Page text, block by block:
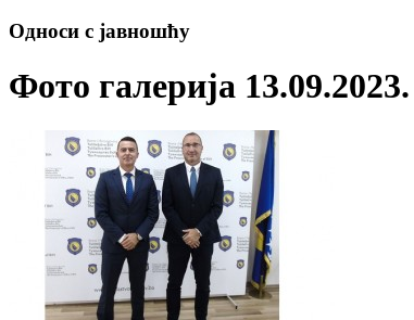
Односи с јавношћу
Фото галерија 13.09.2023.